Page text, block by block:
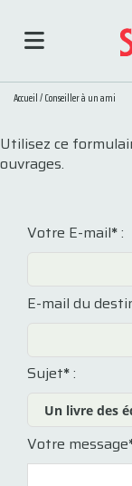
Accueil/Conseiller à un ami
Utilisez ce
ouvrages.
Votre E-mail*:
E-mail du
Sujet*:
Votre message